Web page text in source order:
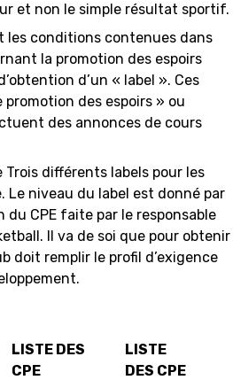
BASKETBALL
SWISS BASKETBALL
et non le simple résultat sportif.
les conditions contenues dans
la promotion des espoirs
d’un « label ». Ces
des espoirs » ou
des annonces de cours
Trois différents labels pour les
Le niveau du label est donné par
du CPE faite par le responsable
Il va de soi que pour obtenir
doit remplir le profil d’exigence
LISTE DES
CPE
LISTE
DES CPE